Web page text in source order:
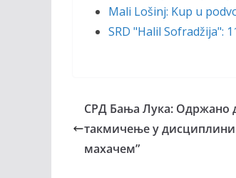
Mali Lošinj: Kup u
SRD "Halil Sofradžija":
CPД Бања Лука: Oдpжaно
такмичење у
махачем”